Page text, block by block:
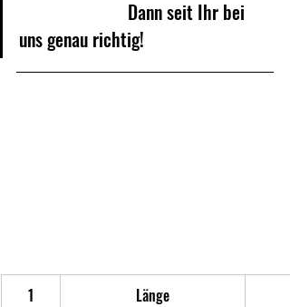
uns genau richtig!
1
Länge